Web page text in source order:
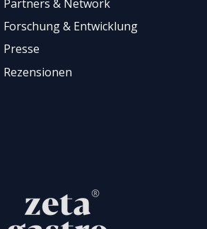
Partners & Network
Forschung & Entwicklung
Presse
Rezensionen